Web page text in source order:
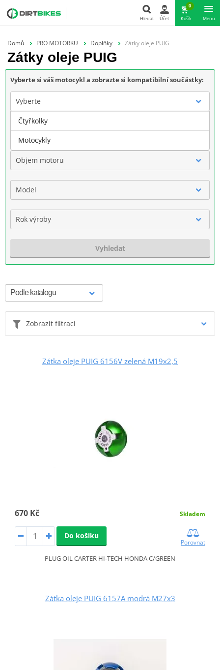
Hledat Účet
0
Košík Menu
Domů PRO MOTORKU Doplňky Zátky oleje PUIG
Zátky oleje PUIG
Vyberte si váš motocykl a zobrazte si kompatibilní součástky:
Vyberte
Značka
Objem motoru
Model
Rok výroby
Vyhledat
Zobrazit filtraci
Zátka oleje PUIG 6156V zelená M19x2,5
670 Kč Skladem
Do košíku
Porovnat
PLUG OIL CARTER HI-TECH HONDA C/GREEN
Zátka oleje PUIG 6157A modrá M27x3
Čtyřkolky
Motocykly